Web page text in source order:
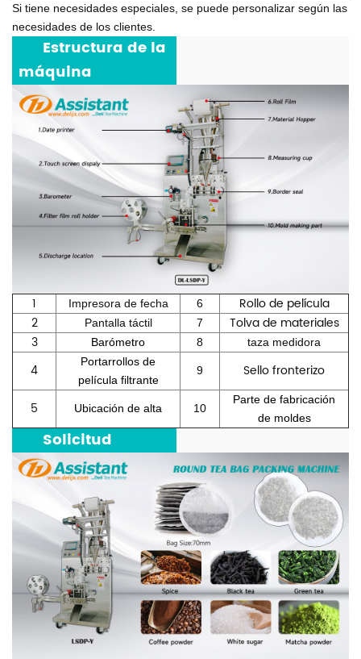
Si tiene necesidades especiales, se puede personalizar según las
necesidades de los clientes.
Estructura de la
máquina
1 Impresora de fecha 6
Rollo de película
2
Pantalla táctil 7
Tolva de materiales
3
Barómetro 8 taza medidora
4
Portarrollos de
película filtrante
9 Sello fronterizo
5 Ubicación de alta 10
Parte de fabricación
de moldes
Solicitud